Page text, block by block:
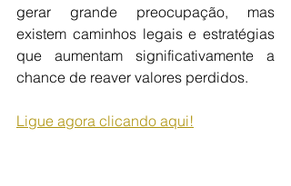
gerar grande preocupação, mas
existem caminhos legais e estratégias
que aumentam significativamente a
chance de reaver valores perdidos.
Ligue agora clicando aqui!